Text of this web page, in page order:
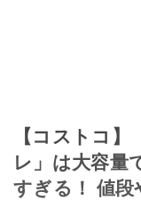
【コストコ
レ」は大容量
すぎる！ 値段